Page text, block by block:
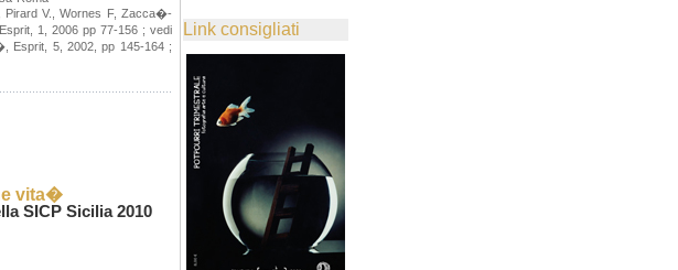
Pirard V., Wornes F, Zacca�-
1, 2006 pp 77-156 ; vedi
Esprit, 5, 2002, pp 145-164 ;
vita�
SICP Sicilia 2010
Link consigliati